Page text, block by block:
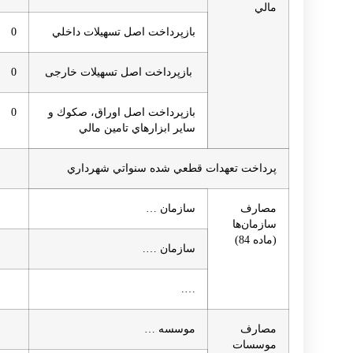
مالي
بازپرداخت اصل تسهیلات داخلي 0
بازپرداخت اصل تسهیلات خارجی 0
بازپرداخت اصل اوراق، صكوك و
ساير ابزارهاي تامين مالي
0
پرداخت تعهدات قطعي شده سنواتي شهرداري
مصارف
سازمان‌ها
(ماده 84)
سازمان …
سازمان ….
….
مصارف
موسسات
موسسه …